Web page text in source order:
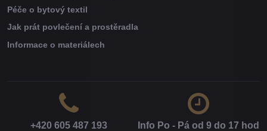
Péče o bytový textil
Jak prát povlečení a prostěradla
Informace o materiálech
+420 605 487 193
Info Po - Pá od 9 do 17 hod​